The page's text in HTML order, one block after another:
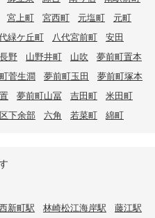
宮上町 宮西町 元塩町
元町
緑ケ丘町 八代宮前町
安田
野 山野井町 山吹
夢前町置本
菅生澗 夢前町玉田
夢前町塚本
夢前町山冨 吉田町
米田町
下余部 六角 若菜町 綿町
新町駅 林崎松江海岸駅
藤江駅